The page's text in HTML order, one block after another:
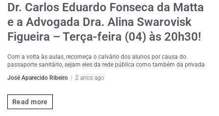
Dr. Carlos Eduardo Fonseca da Matta
e a Advogada Dra. Alina Swarovisk
Figueira – Terça-feira (04) às 20h30!
Com a volta às aulas, recomeça o calvário dos alunos por causa do
passaporte sanitário, sejam eles da rede pública como também da privada
José Aparecido Ribeiro
2 anos ago
Read more